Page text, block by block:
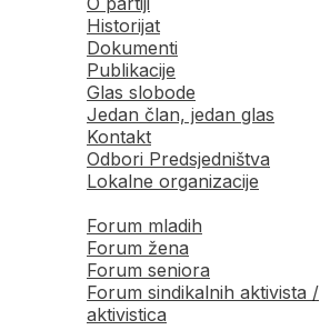
Historijat
Dokumenti
Publikacije
Glas slobode
Jedan član, jedan glas
Kontakt
Odbori Predsjedništva
Lokalne organizacije
Forum mladih
Forum žena
Forum seniora
Forum sindikalnih aktivista /
aktivistica